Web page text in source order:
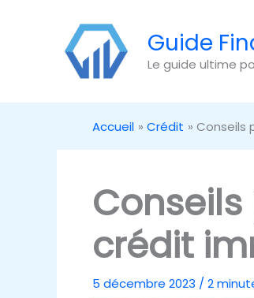
Guide
Le guide ultime
Accueil Crédit Conseils
crédit
5 décembre 2023 / 2